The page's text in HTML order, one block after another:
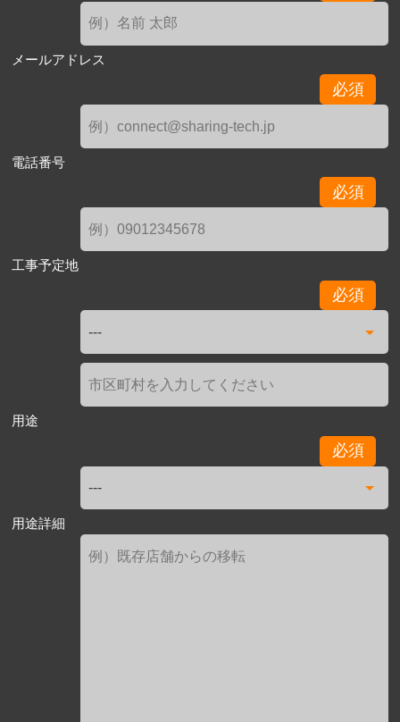
メールアドレス
必須
電話番号
必須
工事予定地
必須
用途
必須
用途詳細